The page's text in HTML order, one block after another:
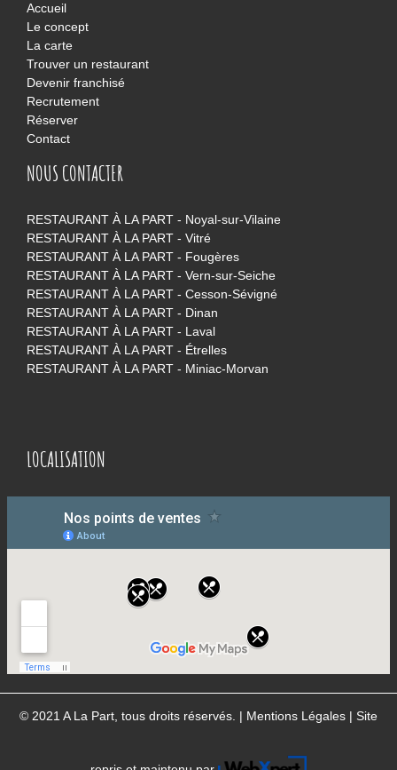
Accueil
Le concept
La carte
Trouver un restaurant
Devenir franchisé
Recrutement
Réserver
Contact
NOUS CONTACTER
RESTAURANT À LA PART - Noyal-sur-Vilaine
RESTAURANT À LA PART - Vitré
RESTAURANT À LA PART - Fougères
RESTAURANT À LA PART - Vern-sur-Seiche
RESTAURANT À LA PART - Cesson-Sévigné
RESTAURANT À LA PART - Dinan
RESTAURANT À LA PART - Laval
RESTAURANT À LA PART - Étrelles
RESTAURANT À LA PART - Miniac-Morvan
LOCALISATION
© 2021 A La Part, tous droits réservés. | Mentions Légales | Site